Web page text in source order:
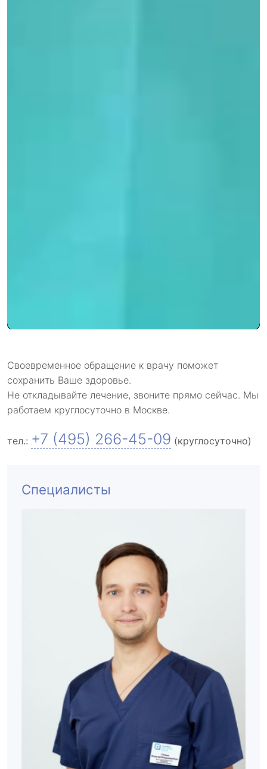
Своевременное обращение к врачу поможет
сохранить Ваше здоровье.
Не откладывайте лечение, звоните прямо сейчас. Мы
работаем круглосуточно в Москве.
тел.: +7 (495) 266-45-09 (круглосуточно)
Специалисты